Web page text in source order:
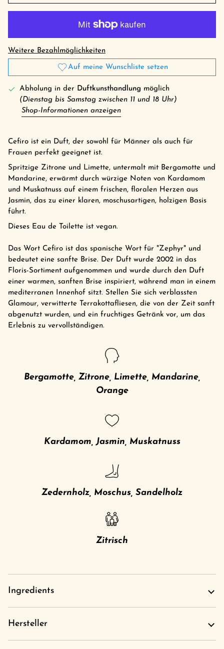
Weitere Bezahlmöglichkeiten
Auf meine Wunschliste setzen
Abholung in der Duftkunsthandlung möglich
(Dienstag bis Samstag zwischen 11 und 18 Uhr)
Shop-Informationen anzeigen
Cefiro ist ein Duft, der sowohl für Männer als auch für
Frauen perfekt geeignet ist.
Spritzige Zitrone und Limette, untermalt mit Bergamotte und
Mandarine, erwärmt durch würzige Noten von Kardamom
und Muskatnuss auf einem frischen, floralen Herzen aus
Jasmin, das zu einer klaren, moschusartigen, holzigen Basis
führt.
Dieses Eau de Toilette ist vegan.
Das Wort Cefiro ist das spanische Wort für "Zephyr" und
bedeutet eine sanfte Brise. Der Duft wurde 2002 in das
Floris-Sortiment aufgenommen und wurde durch den Duft
einer warmen, sanften Brise inspiriert, während man in einem
mediterranen Innenhof sitzt. Stellen Sie sich verblassten
Glamour, verwitterte Terrakottafliesen, die von der Zeit sanft
abgenutzt wurden, und ein fruchtiges Getränk vor, um das
Erlebnis zu vervollständigen.
Bergamotte, Zitrone, Limette, Mandarine,
Orange
Kardamom, Jasmin, Muskatnuss
Zedernholz, Moschus, Sandelholz
Zitrisch
Ingredients
Hersteller